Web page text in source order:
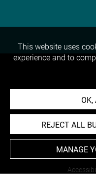
This website uses
experience and to
OK,
REJECT ALL
MANAGE